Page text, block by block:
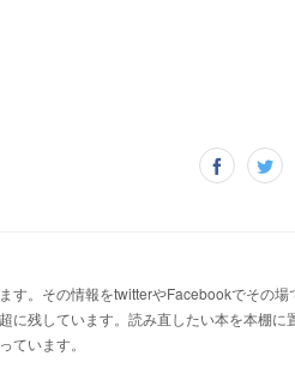
す。その情報をtwitterやFacebookでその場
に残しています。読み直したい本を本棚に
います。